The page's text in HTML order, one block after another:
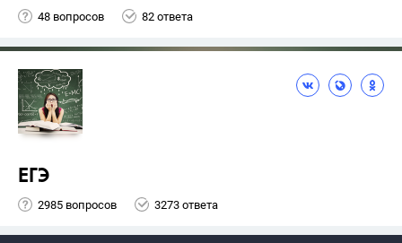
48 вопросов 82 ответа
ЕГЭ
2985 вопросов 3273 ответа